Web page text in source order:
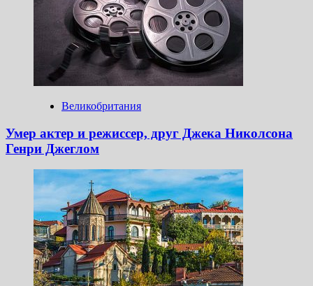
Великобритания
Умер актер и режиссер, друг Джека Николсона
Генри Джеглом